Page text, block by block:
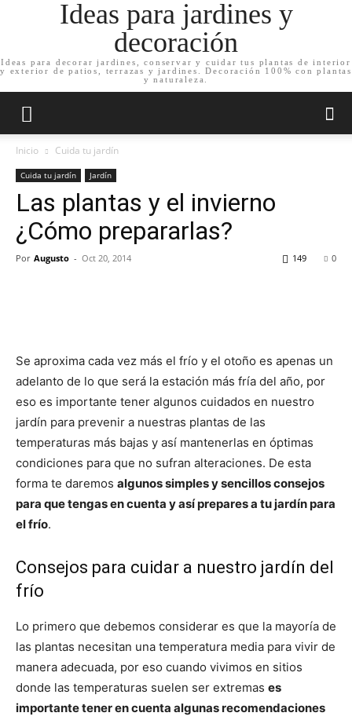
Ideas para jardines y
decoración
Ideas para decorar jardines, conservar y cuidar tus plantas de interior
y exterior de patios, terrazas y jardines. Decoración 100% con plantas
y naturaleza.
Inicio Cuida tu jardín
Cuida tu jardín Jardín
Las plantas y el invierno
¿Cómo prepararlas?
Por Augusto - Oct 20, 2014 0
149
Se aproxima cada vez más el frío y el otoño es apenas un
adelanto de lo que será la estación más fría del año, por
eso es importante tener algunos cuidados en nuestro
jardín para prevenir a nuestras plantas de las
temperaturas más bajas y así mantenerlas en óptimas
condiciones para que no sufran alteraciones. De esta
forma te daremos algunos simples y sencillos consejos
para que tengas en cuenta y así prepares a tu jardín para
el frío.
Consejos para cuidar a nuestro jardín del
frío
Lo primero que debemos considerar es que la mayoría de
las plantas necesitan una temperatura media para vivir de
manera adecuada, por eso cuando vivimos en sitios
donde las temperaturas suelen ser extremas es
importante tener en cuenta algunas recomendaciones